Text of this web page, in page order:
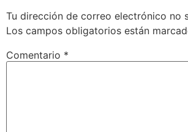
Tu dirección de correo electrónico no
Los campos obligatorios están
Comentario *